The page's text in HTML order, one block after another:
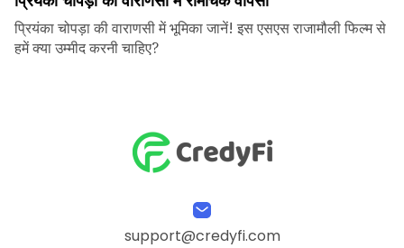
प्रियंका चोपड़ा की वाराणसी में भूमिका जानें! इस एसएस राजामौली फिल्म से
हमें क्या उम्मीद करनी चाहिए?
support@credyfi.com